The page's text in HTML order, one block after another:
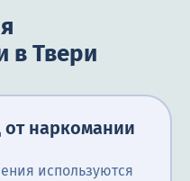
в Твери
наркомании
используются